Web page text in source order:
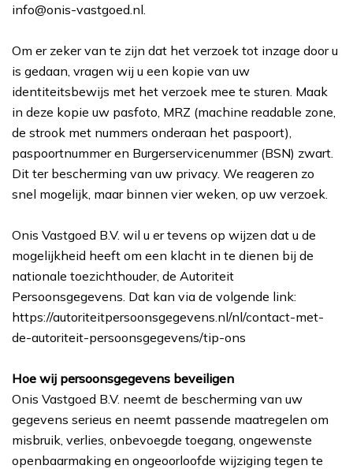
info@onis-vastgoed.nl.
Om er zeker van te zijn dat het verzoek tot inzage door u
is gedaan, vragen wij u een kopie van uw
identiteitsbewijs met het verzoek mee te sturen. Maak
in deze kopie uw pasfoto, MRZ (machine readable zone,
de strook met nummers onderaan het paspoort),
paspoortnummer en Burgerservicenummer (BSN) zwart.
Dit ter bescherming van uw privacy. We reageren zo
snel mogelijk, maar binnen vier weken, op uw verzoek.
Onis Vastgoed B.V. wil u er tevens op wijzen dat u de
mogelijkheid heeft om een klacht in te dienen bij de
nationale toezichthouder, de Autoriteit
Persoonsgegevens. Dat kan via de volgende link:
https://autoriteitpersoonsgegevens.nl/nl/contact-met-
de-autoriteit-persoonsgegevens/tip-ons
Hoe wij persoonsgegevens beveiligen
Onis Vastgoed B.V. neemt de bescherming van uw
gegevens serieus en neemt passende maatregelen om
misbruik, verlies, onbevoegde toegang, ongewenste
openbaarmaking en ongeoorloofde wijziging tegen te